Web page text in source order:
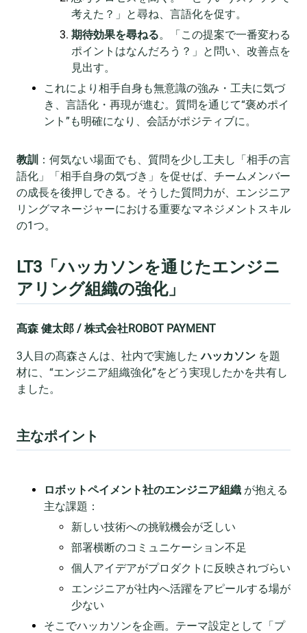
考えた？」と尋ね、言語化を促す。
期待効果を尋ねる。「この提案で一番変わる
ポイントはなんだろう？」と問い、改善点を
見出す。
これにより相手自身も無意識の強み・工夫に気づ
き、言語化・再現が進む。質問を通じて“褒めポイ
ント”も明確になり、会話がポジティブに。
教訓 ：何気ない場面でも、質問を少し工夫し「相手の言
語化」「相手自身の気づき」を促せば、チームメンバー
の成長を後押しできる。そうした質問力が、エンジニア
リングマネージャーにおける重要なマネジメントスキル
の1つ。
LT3「ハッカソンを通じたエンジニ
アリング組織の強化」
髙森 健太郎 / 株式会社ROBOT PAYMENT
3人目の髙森さんは、社内で実施したハッカソン を題
材に、“エンジニア組織強化”をどう実現したかを共有し
ました。
主なポイント
ロボットペイメント社のエンジニア組織 が抱える
主な課題：
新しい技術への挑戦機会が乏しい
部署横断のコミュニケーション不足
個人アイデアがプロダクトに反映されづらい
エンジニアが社内へ活躍をアピールする場が
少ない
そこでハッカソンを企画。テーマ設定として「プ